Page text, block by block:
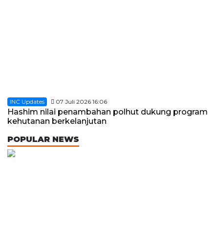
INC Updates 07 Juli 2026 16:06
Hashim nilai penambahan polhut dukung program
kehutanan berkelanjutan
POPULAR NEWS